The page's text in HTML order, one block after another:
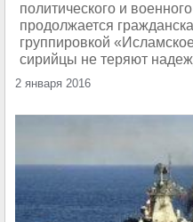
политического и
продолжается
группировкой
сирийцы не теряют
2 января 2016